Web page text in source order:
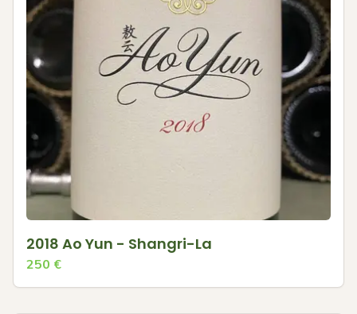
2018 Ao Yun - Shangri-La
250 €